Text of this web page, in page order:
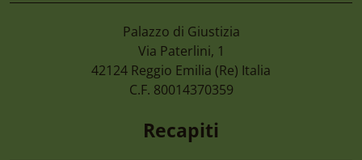
7 Agosto 2026
Camera Di Commercio Emilia –
Di Imprese Non Più Operative
Palazzo di Giustizia
Via Paterlini, 1
42124 Reggio Emilia (Re) Italia
C.F. 80014370359
Recapiti